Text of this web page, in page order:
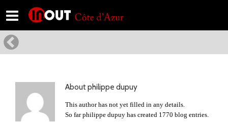
Aboutphilippe dupuy
This author has not yet filled in any details.
So far philippe dupuy has created 1770 blog entries.